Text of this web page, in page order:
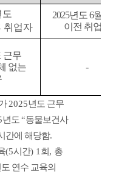
도
취업자
2025년도 6월
이전 취업자
근무
없는
-
2025년도 근무
년도 “동물보건사
간에 해당함.
(5시간) 1 회 , 총
연수 교육의